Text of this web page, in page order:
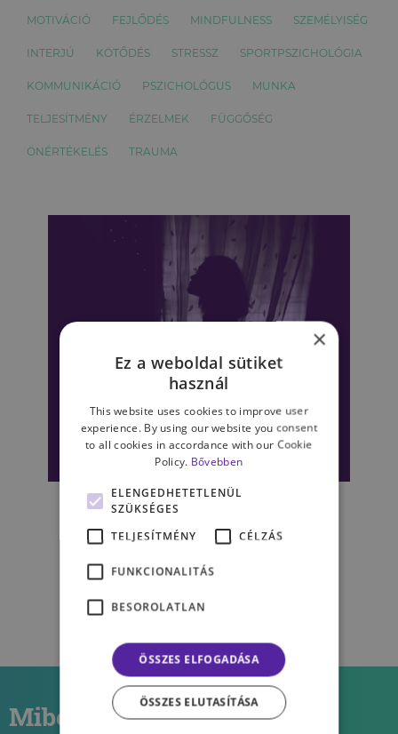
MOTIVÁCIÓ FEJLŐDÉS MINDFULNESS SZEMÉLYISÉG
INTERJÚ KÖTŐDÉS STRESSZ SPORTPSZICHOLÓGIA
KOMMUNIKÁCIÓ PSZICHOLÓGUS MUNKA
TELJESÍTMÉNY ÉRZELMEK FÜGGŐSÉG
ÖNÉRTÉKELÉS TRAUMA
„Itt nincsenek érzelmek, és én
magam sem vagyok” – Az
ürességérzés tapasztalata
Miben segíthetünk?
×
Ez a weboldal sütiket
használ
This website uses cookies to improve user
experience. By using our website you consent
to all cookies in accordance with our Cookie
Policy. Bővebben
ELENGEDHETETLENÜL
SZÜKSÉGES
TELJESÍTMÉNY
CÉLZÁS
FUNKCIONALITÁS
BESOROLATLAN
ÖSSZES ELFOGADÁSA
ÖSSZES ELUTASÍTÁSA